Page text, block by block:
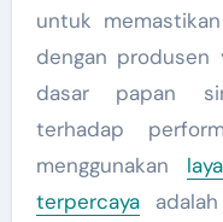
untuk
dengan produsen
dasar papan
terhadap
menggunakan
terpercayaadalah